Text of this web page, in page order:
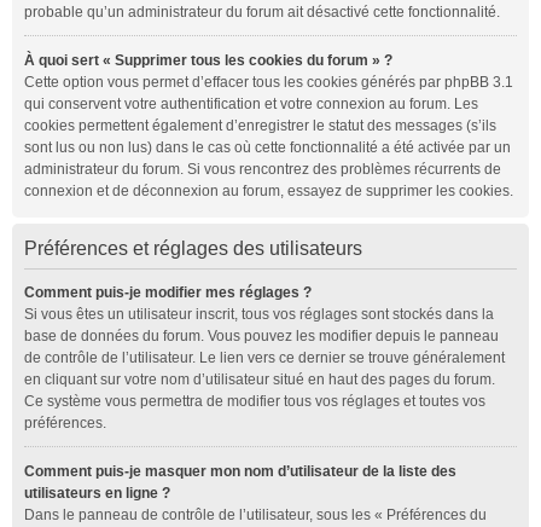
probable qu’un administrateur du forum ait désactivé cette fonctionnalité.
À quoi sert « Supprimer tous les cookies du forum » ?
Cette option vous permet d’effacer tous les cookies générés par phpBB 3.1
qui conservent votre authentification et votre connexion au forum. Les
cookies permettent également d’enregistrer le statut des messages (s’ils
sont lus ou non lus) dans le cas où cette fonctionnalité a été activée par un
administrateur du forum. Si vous rencontrez des problèmes récurrents de
connexion et de déconnexion au forum, essayez de supprimer les cookies.
Préférences et réglages des utilisateurs
Comment puis-je modifier mes réglages ?
Si vous êtes un utilisateur inscrit, tous vos réglages sont stockés dans la
base de données du forum. Vous pouvez les modifier depuis le panneau
de contrôle de l’utilisateur. Le lien vers ce dernier se trouve généralement
en cliquant sur votre nom d’utilisateur situé en haut des pages du forum.
Ce système vous permettra de modifier tous vos réglages et toutes vos
préférences.
Comment puis-je masquer mon nom d’utilisateur de la liste des
utilisateurs en ligne ?
Dans le panneau de contrôle de l’utilisateur, sous les « Préférences du